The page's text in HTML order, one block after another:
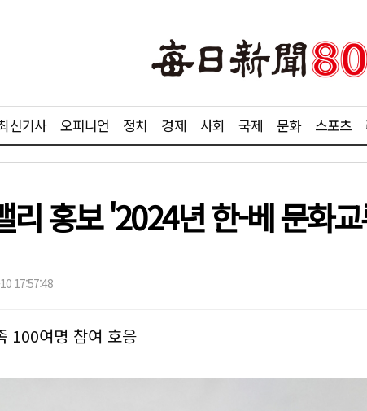
신기사 오피니언 정치 경제 사회 국제 문화 스포츠
리 홍보 '2024년 한-베 문화
17:57:48
100여명 참여 호응